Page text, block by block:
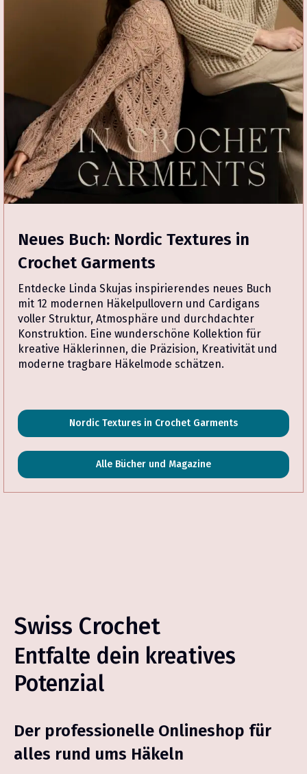
Neues Buch: Nordic Textures in
Crochet Garments
Entdecke Linda Skujas inspirierendes neues Buch
mit 12 modernen Häkelpullovern und Cardigans
voller Struktur, Atmosphäre und durchdachter
Konstruktion. Eine wunderschöne Kollektion für
kreative Häklerinnen, die Präzision, Kreativität und
moderne tragbare Häkelmode schätzen.
Nordic Textures in Crochet Garments
Alle Bücher und Magazine
Swiss Crochet
Entfalte dein kreatives
Potenzial
Der professionelle Onlineshop für
alles rund ums Häkeln